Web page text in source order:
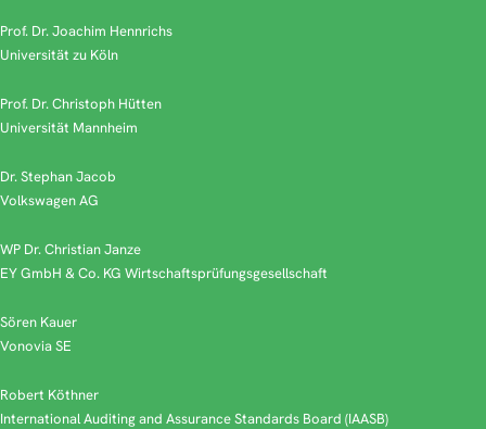
Prof. Dr. Joachim Hennrichs
Universität zu Köln
Prof. Dr. Christoph Hütten
Universität Mannheim
Dr. Stephan Jacob
Volkswagen AG
WP Dr. Christian Janze
EY GmbH & Co. KG Wirtschaftsprüfungsgesellschaft
Sören Kauer
Vonovia SE
Robert Köthner
International Auditing and Assurance Standards Board (IAASB)